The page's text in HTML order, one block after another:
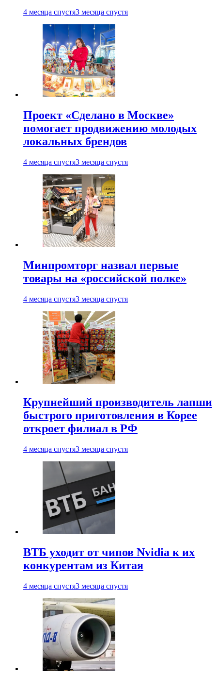
4 месяца спустя3 месяца спустя
Проект «Сделано в Москве»
помогает продвижению молодых
локальных брендов
4 месяца спустя3 месяца спустя
Минпромторг назвал первые
товары на «российской полке»
4 месяца спустя3 месяца спустя
Крупнейший производитель лапши
быстрого приготовления в Корее
откроет филиал в РФ
4 месяца спустя3 месяца спустя
ВТБ уходит от чипов Nvidia к их
конкурентам из Китая
4 месяца спустя3 месяца спустя